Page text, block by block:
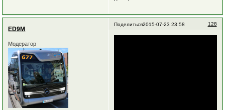
Поделиться 128
2015-07-23 23:58
ED9M
Модератор